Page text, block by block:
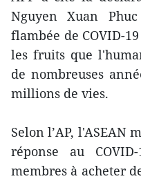
Nguyen Xuan
flambée de COVID-
les fruits que
de nombreuses
millions de vies.
Selon l’AP, l'ASEAN
réponse au
membres à acheter